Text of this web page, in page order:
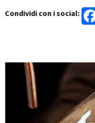
Condividi con i social: